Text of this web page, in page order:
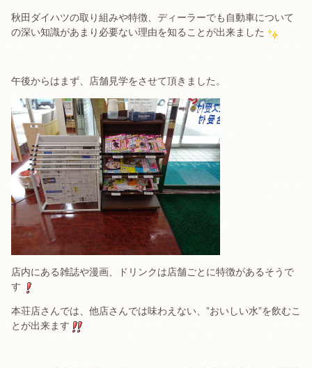
秋田ダイハツの取り組みや特徴、ディーラーでも自動車について
の深い知識があまり必要ない理由を知ることが出来ました
午後からはまず、店舗見学をさせて頂きました。
店内にある雑誌や漫画、ドリンクは店舗ごとに特徴があるそうで
す
本荘店さんでは、他店さんでは味わえない、”おいしい水”を飲むこ
とが出来ます